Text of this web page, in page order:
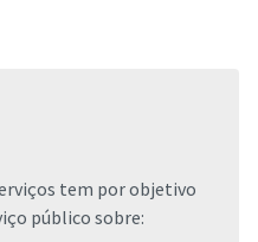
tem por objetivo
público sobre: